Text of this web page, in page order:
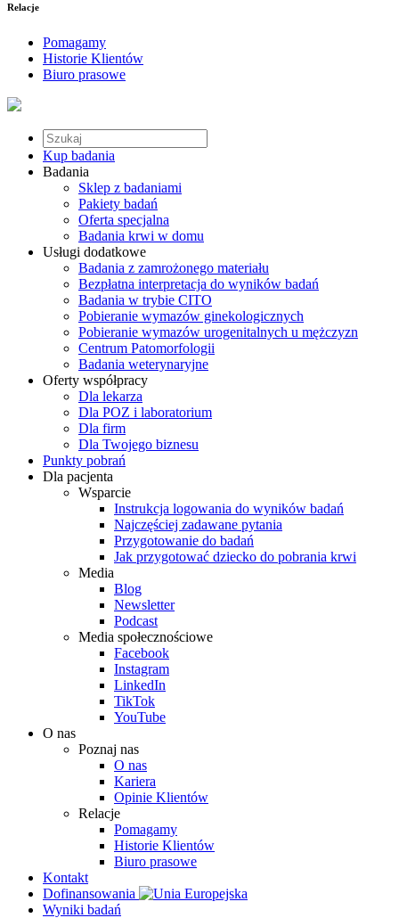
Relacje
Pomagamy
Historie Klientów
Biuro prasowe
Kup badania
Badania
Sklep z badaniami
Pakiety badań
Oferta specjalna
Badania krwi w domu
Usługi dodatkowe
Badania z zamrożonego materiału
Bezpłatna interpretacja do wyników badań
Badania w trybie CITO
Pobieranie wymazów ginekologicznych
Pobieranie wymazów urogenitalnych u mężczyzn
Centrum Patomorfologii
Badania weterynaryjne
Oferty współpracy
Dla lekarza
Dla POZ i laboratorium
Dla firm
Dla Twojego biznesu
Punkty pobrań
Dla pacjenta
Wsparcie
Instrukcja logowania do wyników badań
Najczęściej zadawane pytania
Przygotowanie do badań
Jak przygotować dziecko do pobrania krwi
Media
Blog
Newsletter
Podcast
Media społecznościowe
Facebook
Instagram
LinkedIn
TikTok
YouTube
O nas
Poznaj nas
O nas
Kariera
Opinie Klientów
Relacje
Pomagamy
Historie Klientów
Biuro prasowe
Kontakt
Dofinansowania
Wyniki badań